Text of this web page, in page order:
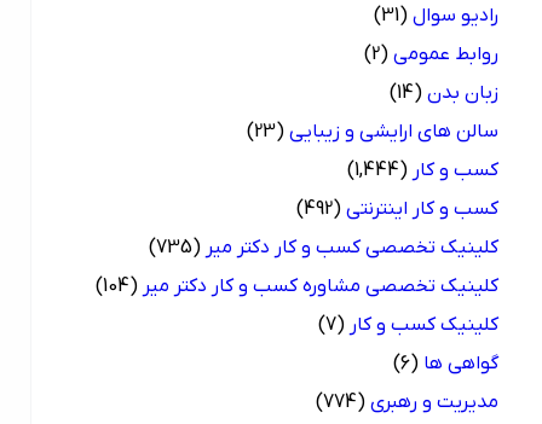
رادیو سوال (31)
روابط عمومی (2)
زبان بدن (14)
سالن های ارایشی و زیبایی (23)
کسب و کار (1,444)
کسب و کار اینترنتی (492)
کلینیک تخصصی کسب و کار دکتر میر (735)
کلینیک تخصصی مشاوره کسب و کار دکتر میر (104)
کلینیک کسب و کار (7)
گواهی ها (6)
مدیریت و رهبری (774)